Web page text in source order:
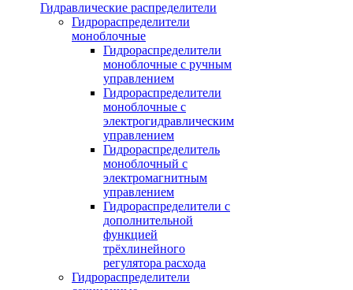
Гидравлические распределители
Гидрораспределители
моноблочные
Гидрораспределители
моноблочные с ручным
управлением
Гидрораспределители
моноблочные с
электрогидравлическим
управлением
Гидрораспределитель
моноблочный с
электромагнитным
управлением
Гидрораспределители с
дополнительной
функцией
трёхлинейного
регулятора расхода
Гидрораспределители